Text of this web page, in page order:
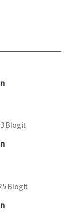
Blogit
Blogit